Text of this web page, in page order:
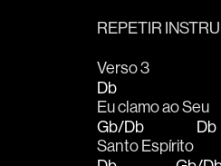
REPETIR
Verso 3
Db
Eu clamo ao Seu
Gb/Db
Santo Espírito
Db